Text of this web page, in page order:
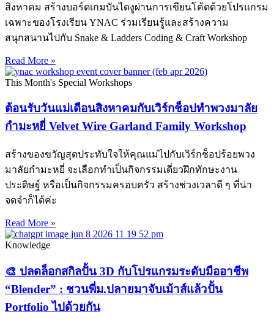
สิงหาคม สร้างบอร์ดเกมบันไดงูผ่านการเขียนโค้ดด้วยโปรแกรม
เฉพาะของโรงเรียน YNAC ร่วมเรียนรู้และสร้างความ
สนุกสนานไปกับ Snake & Ladders Coding & Craft Workshop
Read More »
This Month's Special Workshops
ต้อนรับวันแม่เดือนสิงหาคมกับเวิร์กช็อปทำพวงมาลัย
กำมะหยี่ Velvet Wire Garland Family Workshop
สร้างของขวัญสุดประทับใจให้คุณแม่ไปกับเวิร์กช็อปร้อยพวง
มาลัยกำมะหยี่ จะเลือกทำเป็นกิจกรรมเดี่ยวฝึกทักษะงาน
ประดิษฐ์ หรือเป็นกิจกรรมครอบครัว สร้างช่วงเวลาดี ๆ ที่น่า
จดจำก็ได้ค่ะ
Read More »
Knowledge
🎨 ปลดล็อกสกิลปั้น 3D กับโปรแกรมระดับมืออาชีพ
“Blender” : ชวนพี่ม.ปลายมาจับเม้าส์แล้วปั้น
Portfolio ไปด้วยกัน